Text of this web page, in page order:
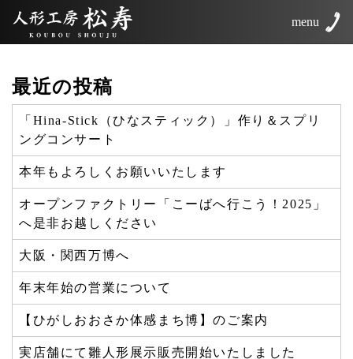
menu
最近の投稿
「Hina-Stick（ひなスティック）」作り＆スプリ
ングコンサート
本年もよろしくお願いいたします
オープンファクトリー「こーばへ行こう！2025」
へ是非お越しください
大阪・関西万博へ
年末年始の営業について
【ひがしおおさか体感まち博】のご案内
実店舗にて雛人形展示販売開始いたしました